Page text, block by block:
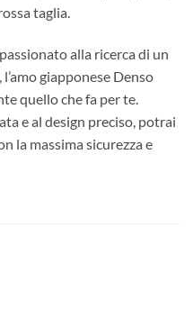
taglia.
alla ricerca di un
giapponese Denso
quello che fa per te.
e al design preciso, potrai
la massima sicurezza e